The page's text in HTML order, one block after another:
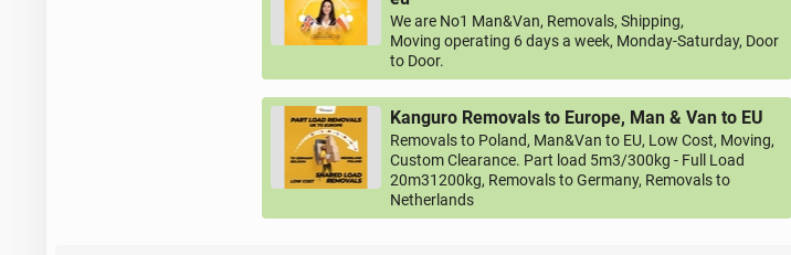
We are No1 Man&Van, Removals, Shipping,
Moving operating 6 days a week, Monday-Saturday, Door
to Door.
Kanguro Removals to Europe, Man & Van to EU
Removals to Poland, Man&Van to EU, Low Cost, Moving,
Custom Clearance. Part load 5m3/300kg - Full Load
20m31200kg, Removals to Germany, Removals to
Netherlands